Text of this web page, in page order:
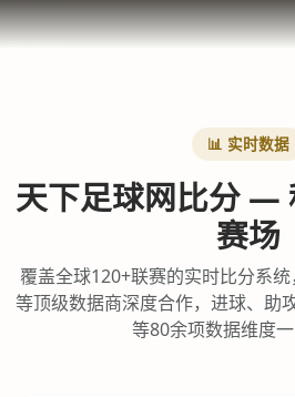
📊 实时数据
天下足球网比分 —
赛场
覆盖全球120+联赛的实时比分系
等顶级数据商深度合作，进球、助
等80余项数据维度一